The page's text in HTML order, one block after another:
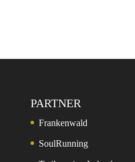
PARTNER
Frankenwald
SoulRunning